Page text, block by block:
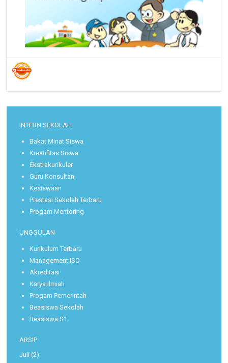
INTERN SEKOLAH
Bakat Minat Siswa
Kreatifitas Siswa
Ekstrakurikuler
Guru Konsultan
Kesiswaan
Prestasi Sekolah Terbaru
Progam Mentoring
UNGGULAN
Kurikulum Terbaru
Management ISO
Akreditasi
Karya Ilmiah
Progam Pemerintah
Beasiswa Sekolah
Beasiswa S1
ARSIP
Juli (2)